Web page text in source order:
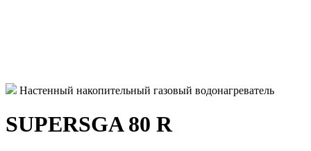
Настенный накопительный газовый водонагреватель
SUPERSGA 80 R